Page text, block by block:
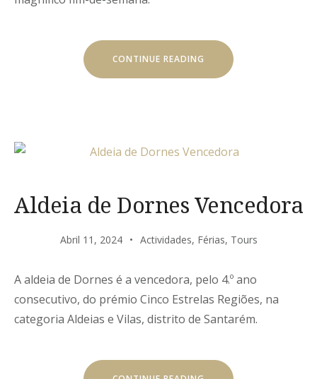
CONTINUE READING “PRIMAVERA
TÍMIDA”
Aldeia de Dornes Vencedora
Abril 11, 2024 Actividades, Férias, Tours
A aldeia de Dornes é a vencedora, pelo 4.º ano
consecutivo, do prémio Cinco Estrelas Regiões, na
categoria Aldeias e Vilas, distrito de Santarém.